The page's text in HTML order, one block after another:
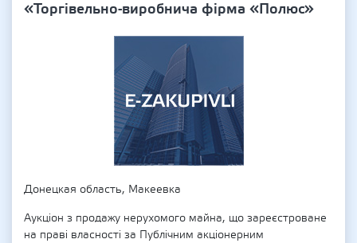
«Торгівельно-виробнича фірма «Полюс»
Донецкая область, Макеевка
Аукціон з продажу нерухомого майна, що зареєстроване
на праві власності за Публічним акціонерним